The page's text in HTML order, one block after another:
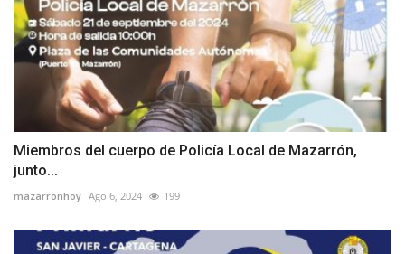
Miembros del cuerpo de Policía Local de Mazarrón,
junto...
mazarronhoy Ago 6, 2024 199